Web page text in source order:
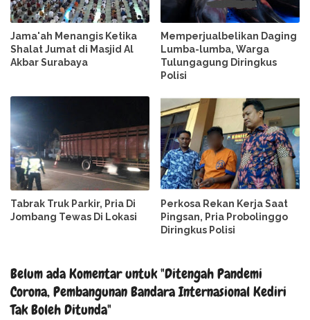
Jama'ah Menangis Ketika
Shalat Jumat di Masjid Al
Akbar Surabaya
Memperjualbelikan Daging
Lumba-lumba, Warga
Tulungagung Diringkus
Polisi
Tabrak Truk Parkir, Pria Di
Jombang Tewas Di Lokasi
Perkosa Rekan Kerja Saat
Pingsan, Pria Probolinggo
Diringkus Polisi
Belum ada Komentar untuk "Ditengah Pandemi
Corona, Pembangunan Bandara Internasional Kediri
Tak Boleh Ditunda"